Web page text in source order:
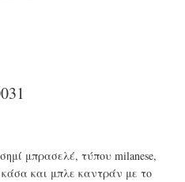
μπρασελέ, τύπου milanese,
και μπλε καντράν με το